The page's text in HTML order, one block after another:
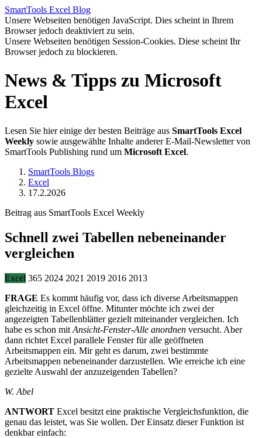
SmartTools Excel Blog
Unsere Webseiten benötigen JavaScript. Dies scheint in Ihrem
Browser jedoch deaktiviert zu sein.
Unsere Webseiten benötigen Session-Cookies. Diese scheint Ihr
Browser jedoch zu blockieren.
News & Tipps zu Microsoft
Excel
Lesen Sie hier einige der besten Beiträge aus SmartTools Excel
Weekly sowie ausgewählte Inhalte anderer E-Mail-Newsletter von
SmartTools Publishing rund um Microsoft Excel.
SmartTools Blogs
Excel
17.2.2026
Beitrag aus SmartTools Excel Weekly
Schnell zwei Tabellen nebeneinander
vergleichen
Excel 365 2024 2021 2019 2016 2013
FRAGE Es kommt häufig vor, dass ich diverse Arbeitsmappen
gleichzeitig in Excel öffne. Mitunter möchte ich zwei der
angezeigten Tabellenblätter gezielt miteinander vergleichen. Ich
habe es schon mit Ansicht-Fenster-Alle anordnen versucht. Aber
dann richtet Excel parallele Fenster für alle geöffneten
Arbeitsmappen ein. Mir geht es darum, zwei bestimmte
Arbeitsmappen nebeneinander darzustellen. Wie erreiche ich eine
gezielte Auswahl der anzuzeigenden Tabellen?
W. Abel
ANTWORT Excel besitzt eine praktische Vergleichsfunktion, die
genau das leistet, was Sie wollen. Der Einsatz dieser Funktion ist
denkbar einfach: